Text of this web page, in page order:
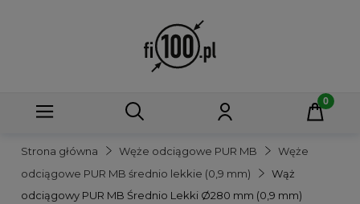
Strona główna Węże odciągowe PUR MB
Węże
odciągowe PUR MB średnio lekkie (0,9 mm)
Wąż
odciągowy PUR MB Średnio Lekki Ø280 mm (0,9 mm)